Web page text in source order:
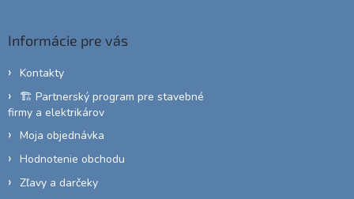
Informácie pre vás
Kontakty
🏗️ Partnerský program pre stavebné
firmy a elektrikárov
Moja objednávka
Hodnotenie obchodu
Zľavy a darčeky